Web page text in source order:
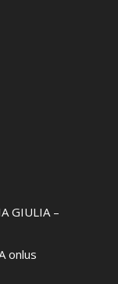
GIULIA –
onlus